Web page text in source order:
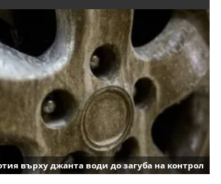
върху джанта води до загуба на контрол